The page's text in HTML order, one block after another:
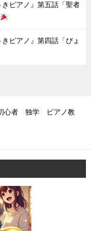
きピアノ』第五話「聖者
きピアノ』第四話「ぴょ
心者 独学 ピアノ教